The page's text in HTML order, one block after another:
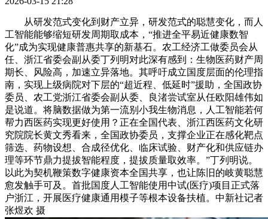
从研发范式变化到财产立异，研发范式的聪慧变化，而人
工智能能够缩短研发周期取成本，“推进全平易近健康数智
化”成为实现健康普惠共享的新基石。农工经济工做委员会从
任、浙江省委会副从委丁列明对此深有感到：生物医药财产周
期长、风险高，加速立异落地。其呼吁成立国度层面的伦理指
南，实现上级病院对下层的“超近程、低延时”援助，全国政协
委员、农工党浙江省委会副从委、良渚尝试室从任欧阳雄伟如
是说道。将脑数据做为第一流别小我生物消息，人工智能若何
帮力西医药实现更好使用？正在全国代表、浙江西医药文化研
究院院长黄文秀看来，全国政协委员，支撑企业正在感化靶点
筛选、药物设想、合成径优化、临床试验、财产化和供应链办
理等环节鼎力提拔智能程度，提拔质量取效率。”丁列明说。
以此为契机鞭策数字健康资本全国共享，也让陈旧的岐黄聪慧
愈发触手可及。首批国度人工智能使用中试(医疗)项目正式落
户浙江，开展医疗健康通用模子等根本设备扶植。中新社记者
张煜欢 摄